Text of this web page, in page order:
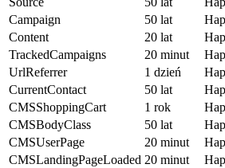
Campaign
50 lat
Content
20 lat
TrackedCampaigns
20 minut
UrlReferrer
1 dzień
CurrentContact
50 lat
CMSShoppingCart
1 rok
CMSBodyClass
50 lat
CMSUserPage
20 minut
CMSLandingPageLoaded 20 minut